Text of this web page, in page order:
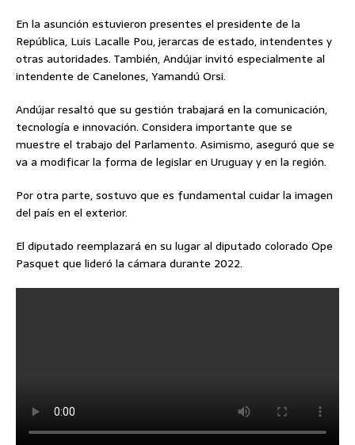
En la asunción estuvieron presentes el presidente de la
República, Luis Lacalle Pou, jerarcas de estado, intendentes y
otras autoridades. También, Andújar invitó especialmente al
intendente de Canelones, Yamandú Orsi.
Andújar resaltó que su gestión trabajará en la comunicación,
tecnología e innovación. Considera importante que se
muestre el trabajo del Parlamento. Asimismo, aseguró que se
va a modificar la forma de legislar en Uruguay y en la región.
Por otra parte, sostuvo que es fundamental cuidar la imagen
del país en el exterior.
El diputado reemplazará en su lugar al diputado colorado Ope
Pasquet que lideró la cámara durante 2022.